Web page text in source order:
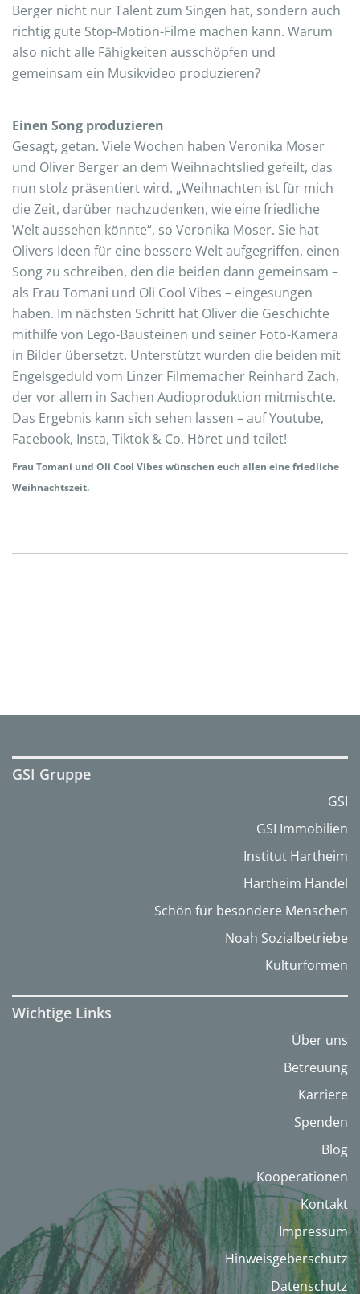
Berger nicht nur Talent zum Singen hat, sondern auch
richtig gute Stop-Motion-Filme machen kann. Warum
also nicht alle Fähigkeiten ausschöpfen und
gemeinsam ein Musikvideo produzieren?
Einen Song produzieren
Gesagt, getan. Viele Wochen haben Veronika Moser
und Oliver Berger an dem Weihnachtslied gefeilt, das
nun stolz präsentiert wird. „Weihnachten ist für mich
die Zeit, darüber nachzudenken, wie eine friedliche
Welt aussehen könnte“, so Veronika Moser. Sie hat
Olivers Ideen für eine bessere Welt aufgegriffen, einen
Song zu schreiben, den die beiden dann gemeinsam –
als Frau Tomani und Oli Cool Vibes – eingesungen
haben. Im nächsten Schritt hat Oliver die Geschichte
mithilfe von Lego-Bausteinen und seiner Foto-Kamera
in Bilder übersetzt. Unterstützt wurden die beiden mit
Engelsgeduld vom Linzer Filmemacher Reinhard Zach,
der vor allem in Sachen Audioproduktion mitmischte.
Das Ergebnis kann sich sehen lassen – auf Youtube,
Facebook, Insta, Tiktok & Co. Höret und teilet!
Frau Tomani und Oli Cool Vibes wünschen euch allen eine friedliche
Weihnachtszeit.
GSI Gruppe
GSI
GSI Immobilien
Institut Hartheim
Hartheim Handel
Schön für besondere Menschen
Noah Sozialbetriebe
Kulturformen
Wichtige Links
Über uns
Betreuung
Karriere
Spenden
Blog
Kooperationen
Kontakt
Impressum
Hinweisgeberschutz
Datenschutz